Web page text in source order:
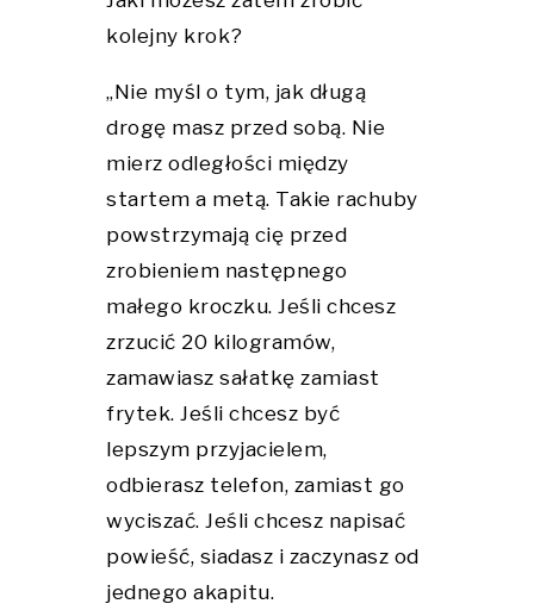
kolejny krok?
„Nie myśl o tym, jak długą
drogę masz przed sobą. Nie
mierz odległości między
startem a metą. Takie rachuby
powstrzymają cię przed
zrobieniem następnego
małego kroczku. Jeśli chcesz
zrzucić 20 kilogramów,
zamawiasz sałatkę zamiast
frytek. Jeśli chcesz być
lepszym przyjacielem,
odbierasz telefon, zamiast go
wyciszać. Jeśli chcesz napisać
powieść, siadasz i zaczynasz od
jednego akapitu.